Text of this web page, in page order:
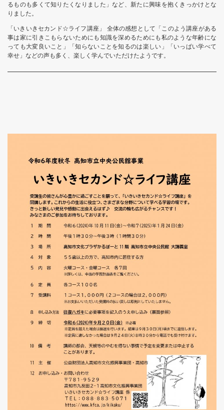
るものも多くて知りたくなりました」など、新たに興味を抱くきっかけとな
りました。
「いきいきセカンド☆ライフ講座」 全体の感想として「このよう講座がある
事は家に引きこもらないためにも知識を深めるためにも私のような年齢にな
っても大変良いこと」「知らないことを知るのは楽しい」「いっぱい学べて
幸せ」などの声も多く、楽しく学んでいただけたようです。